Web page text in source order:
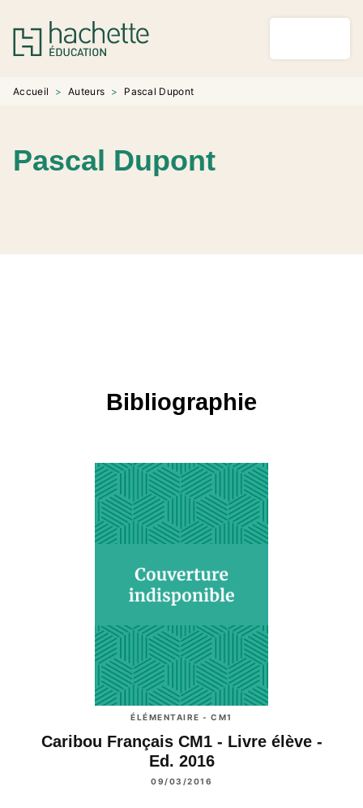
MENU RECHERCHE
PIED DE PAGE
Accueil > Auteurs > Pascal Dupont
Pascal Dupont
Bibliographie
ÉLÉMENTAIRE - CM1
Caribou Français CM1 - Livre élève -
Ed. 2016
09/03/2016